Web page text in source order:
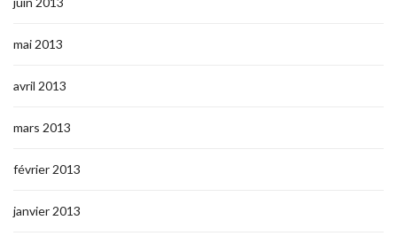
mai 2013
avril 2013
mars 2013
février 2013
janvier 2013